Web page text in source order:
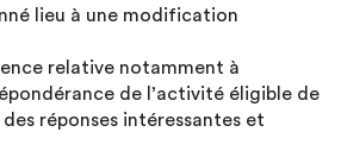
lieu à une modification
relative notamment à
de l’activité éligible de
réponses intéressantes et